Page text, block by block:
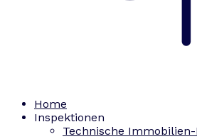
Home
Inspektionen
Technische